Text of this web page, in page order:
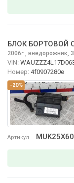
-20%
Артикул
БЛОК БОРТОВОЙ
2006г., внедорожник,
VIN:
Номер: 4f0907280e